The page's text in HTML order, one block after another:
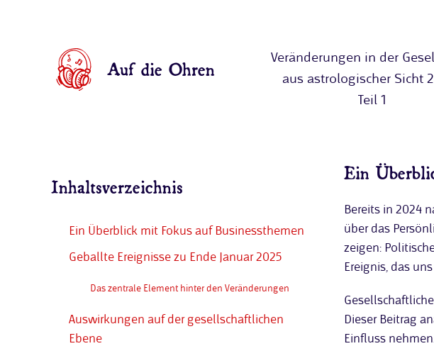
Auf die Ohren
Veränderungen in der
aus astrologischer Sicht
Teil 1
Inhaltsverzeichnis
Ein Überblick mit Fokus auf Businessthemen
Geballte Ereignisse zu Ende Januar 2025
Das zentrale Element hinter den Veränderungen
Auswirkungen auf der gesellschaftlichen
Ebene
Ein
Bereits in 2024
über das
zeigen:
Ereignis, das
Dieser Beitrag
Einfluss